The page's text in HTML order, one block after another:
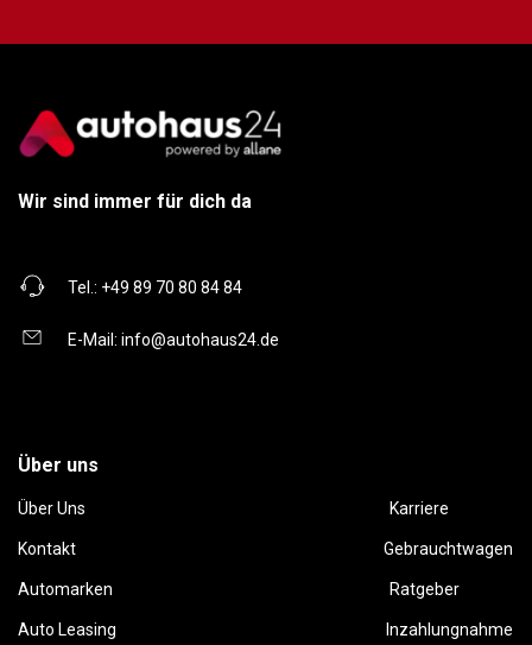
Wir sind immer für dich da
Tel.: +49 89 70 80 84 84
E-Mail: info@autohaus24.de
Über uns
Über Uns Karriere
Kontakt Gebrauchtwagen
Automarken Ratgeber
Auto Leasing Inzahlungnahme